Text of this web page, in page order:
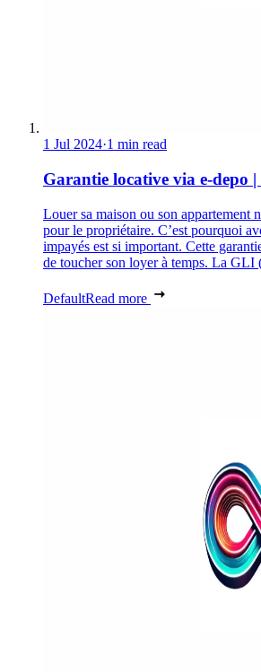
1 Jul 2024·1 min read
Garantie locative via e-depo
Louer sa maison ou son appartement
pour le propriétaire. C’est pourquoi
impayés est si important. Cette
de toucher son loyer à temps. La GLI
DefaultRead more